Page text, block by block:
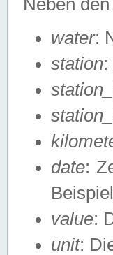
Neben
water:
station:
date:
value:
unit: